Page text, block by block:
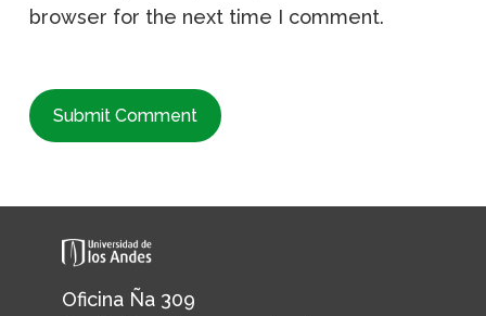
browser for the next time I comment.
Oficina Ña 309